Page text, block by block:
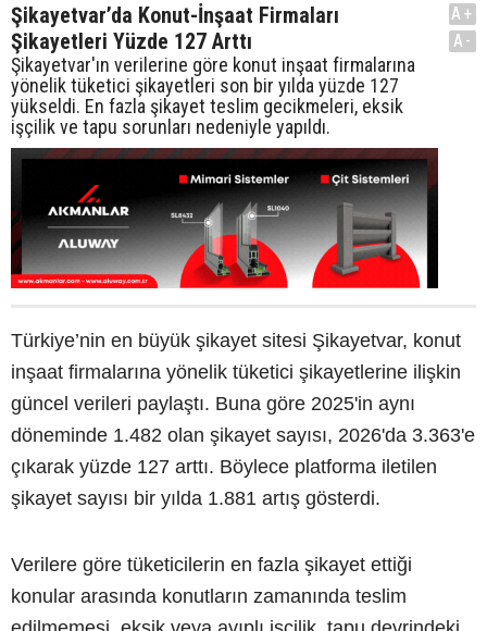
Şikayetvar’da Konut-İnşaat Firmaları
Şikayetleri Yüzde 127 Arttı
Şikayetvar'ın verilerine göre konut inşaat firmalarına
yönelik tüketici şikayetleri son bir yılda yüzde 127
yükseldi. En fazla şikayet teslim gecikmeleri, eksik
işçilik ve tapu sorunları nedeniyle yapıldı.
A+
A-
Türkiye’nin en büyük şikayet sitesi Şikayetvar, konut
inşaat firmalarına yönelik tüketici şikayetlerine ilişkin
güncel verileri paylaştı. Buna göre 2025'in aynı
döneminde 1.482 olan şikayet sayısı, 2026'da 3.363'e
çıkarak yüzde 127 arttı. Böylece platforma iletilen
şikayet sayısı bir yılda 1.881 artış gösterdi.
Verilere göre tüketicilerin en fazla şikayet ettiği
konular arasında konutların zamanında teslim